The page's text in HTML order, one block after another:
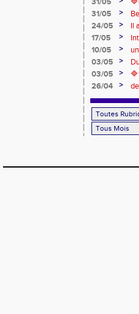
31/05
31/05
>
24/05
>
Il
17/05 >
10/05 >
03/05
>
03/05
>
26/04
>